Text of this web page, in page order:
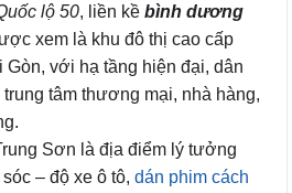
lộ 50, liền kề bình dương
xem là khu đô thị cao cấp
Gòn, với hạ tầng hiện đại, dân
tâm thương mại, nhà hàng,
Sơn là địa điểm lý tưởng
– độ xe ô tô, dán phim cách